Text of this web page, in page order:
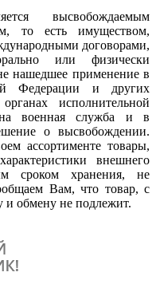
высвобождаемым
то есть имуществом,
договорами,
или физически
нашедшее применение в
Федерации и других
исполнительной
военная служба и в
о высвобождении.
ассортименте товары,
внешнего
сроком хранения, не
Вам, что товар, с
и обмену не подлежит.